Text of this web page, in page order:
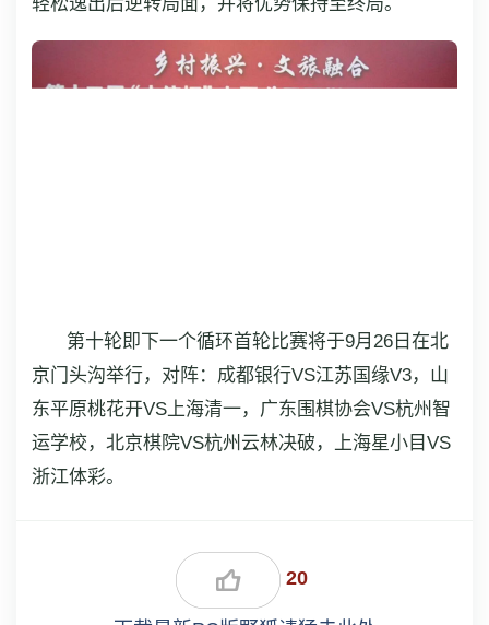
轻松逸出后逆转局面，并将优势保持至终局。
第十轮即下一个循环首轮比赛将于9月26日在北
京门头沟举行，对阵：成都银行VS江苏国缘V3，山
东平原桃花开VS上海清一，广东围棋协会VS杭州智
运学校，北京棋院VS杭州云林决破，上海星小目VS
浙江体彩。
20